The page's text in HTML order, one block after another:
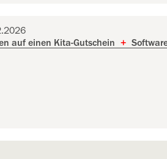
auf einen Kita-Gutschein +